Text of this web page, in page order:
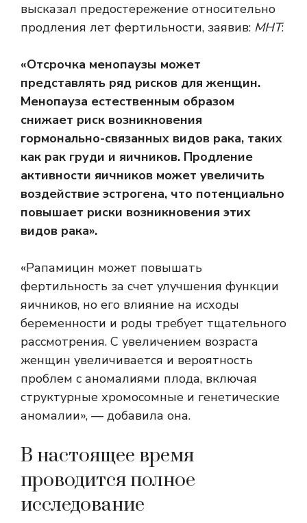
высказал предостережение относительно
продления лет фертильности, заявив: МНТ:
«Отсрочка менопаузы может
представлять ряд рисков для женщин.
Менопауза естественным образом
снижает риск возникновения
гормонально-связанных видов рака, таких
как рак груди и яичников. Продление
активности яичников может увеличить
воздействие эстрогена, что потенциально
повышает риски возникновения этих
видов рака».
«Рапамицин может повышать
фертильность за счет улучшения функции
яичников, но его влияние на исходы
беременности и роды требует тщательного
рассмотрения. С увеличением возраста
женщин увеличивается и вероятность
проблем с аномалиями плода, включая
структурные хромосомные и генетические
аномалии», — добавила она.
В настоящее время
проводится полное
исследование